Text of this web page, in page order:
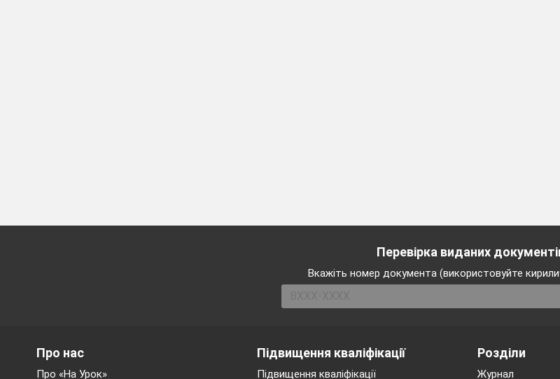
Перевірка виданих
Вкажіть номер документа (використовуйте
Підвищення кваліфікації
Підвищення кваліфікації
Розділи
Журнал
Про нас
Про «На Урок»